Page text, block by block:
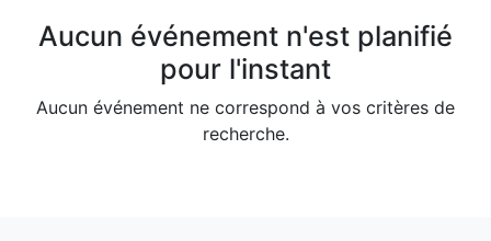
Aucun événement n'est planifié
pour l'instant
Aucun événement ne correspond à vos critères de
recherche.